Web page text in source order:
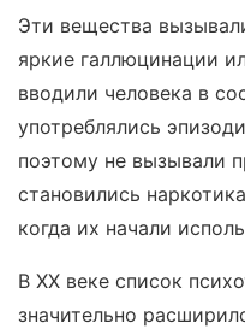
Эти вещества
яркие галлюцинации
вводили человека в
употреблялись
поэтому не вызывали
становились
когда их начали
В XX веке список
значительно